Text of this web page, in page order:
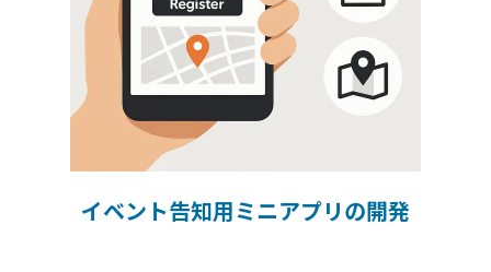
イベント告知用ミニアプリの開発